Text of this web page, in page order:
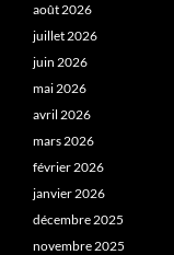
août 2026
juillet 2026
juin 2026
mai 2026
avril 2026
mars 2026
février 2026
janvier 2026
décembre 2025
novembre 2025